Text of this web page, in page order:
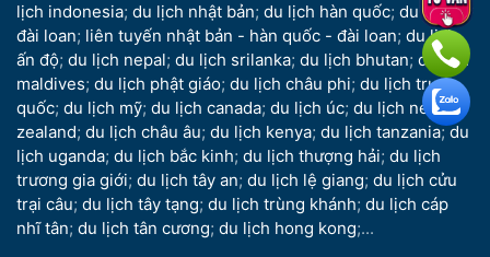
lịch indonesia; du lịch nhật bản; du lịch hàn quốc; du lịch
đài loan; liên tuyến nhật bản - hàn quốc - đài loan; du lịch
ấn độ; du lịch nepal; du lịch srilanka; du lịch bhutan; du lịch
maldives; du lịch phật giáo; du lịch châu phi; du lịch trung
quốc; du lịch mỹ; du lịch canada; du lịch úc; du lịch new
zealand; du lịch châu âu; du lịch kenya; du lịch tanzania;du
lịch uganda; du lịch bắc kinh; du lịch thượng hải; du lịch
trương gia giới; du lịch tây an; du lịch lệ giang; du lịch cửu
trại câu; du lịch tây tạng; du lịch trùng khánh; du lịch cáp
nhĩ tân; du lịch tân cương; du lịch hong kong;...